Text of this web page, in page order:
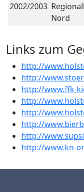
2002/2003
Nord
Links zum
http://
http://
http://www.ffk-
http://
http://
http://
http://
http://www.kn-